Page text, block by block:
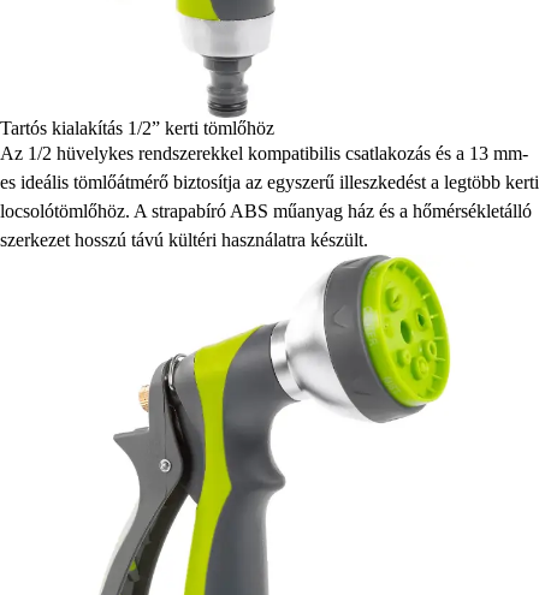
Tartós kialakítás 1/2” kerti tömlőhöz
Az 1/2 hüvelykes rendszerekkel kompatibilis csatlakozás és a 13 mm-
es ideális tömlőátmérő biztosítja az egyszerű illeszkedést a legtöbb kerti
locsolótömlőhöz. A strapabíró ABS műanyag ház és a hőmérsékletálló
szerkezet hosszú távú kültéri használatra készült.